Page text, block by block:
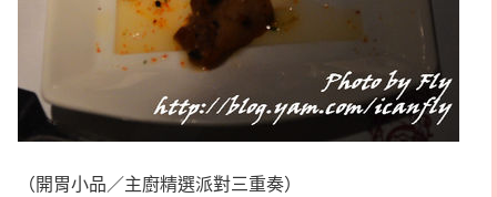
（開胃小品／主廚精選派對三重奏）